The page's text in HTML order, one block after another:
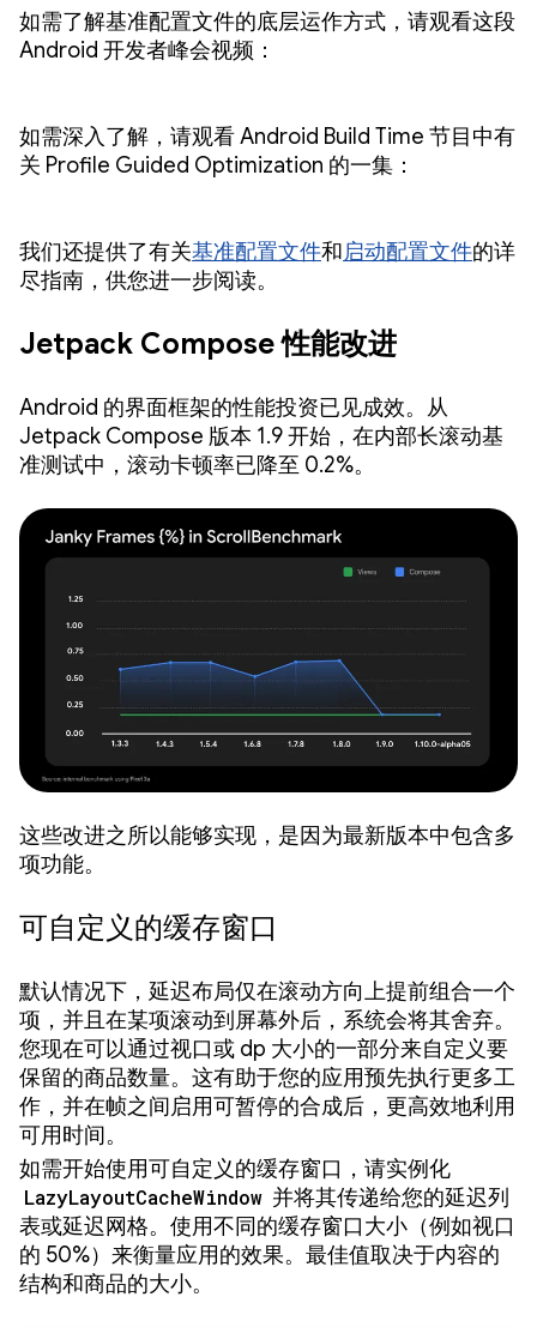
如需了解基准配置文件的底层运作方式，请观看这段
Android 开发者峰会视频：
如需深入了解，请观看 Android Build Time 节目中有
关 Profile Guided Optimization 的一集：
我们还提供了有关基准配置文件和启动配置文件的详
尽指南，供您进一步阅读。
Jetpack Compose 性能改进
Android 的界面框架的性能投资已见成效。从
Jetpack Compose 版本 1.9 开始，在内部长滚动基
准测试中，滚动卡顿率已降至 0.2%。
这些改进之所以能够实现，是因为最新版本中包含多
项功能。
可自定义的缓存窗口
默认情况下，延迟布局仅在滚动方向上提前组合一个
项，并且在某项滚动到屏幕外后，系统会将其舍弃。
您现在可以通过视口或 dp 大小的一部分来自定义要
保留的商品数量。这有助于您的应用预先执行更多工
作，并在帧之间启用可暂停的合成后，更高效地利用
可用时间。
如需开始使用可自定义的缓存窗口，请实例化
LazyLayoutCacheWindow 并将其传递给您的延迟列
表或延迟网格。使用不同的缓存窗口大小（例如视口
的 50%）来衡量应用的效果。最佳值取决于内容的
结构和商品的大小。